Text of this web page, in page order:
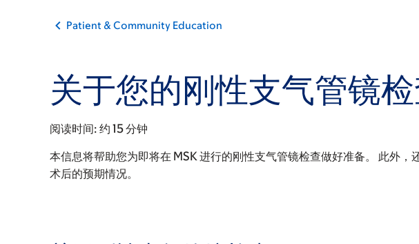
Patient & Community Education
关于您的刚性支气管镜
阅读时间: 约 15 分钟
本信息将帮助您为即将在 MSK 进行的刚性支气管镜检查做好准备。 此外，
术后的预期情况。